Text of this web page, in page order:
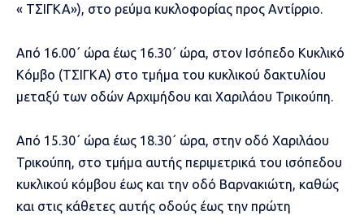
« ΤΣΙΓΚΑ»), στο ρεύμα κυκλοφορίας προς Αντίρριο.
Από 16.00΄ ώρα έως 16.30΄ ώρα, στον Ισόπεδο Κυκλικό
Κόμβο (ΤΣΙΓΚΑ) στο τμήμα του κυκλικού δακτυλίου
μεταξύ των οδών Αρχιμήδου και Χαριλάου Τρικούπη.
Από 15.30΄ ώρα έως 18.30΄ ώρα, στην οδό Χαριλάου
Τρικούπη, στο τμήμα αυτής περιμετρικά του ισόπεδου
κυκλικού κόμβου έως και την οδό Βαρνακιώτη, καθώς
και στις κάθετες αυτής οδούς έως την πρώτη